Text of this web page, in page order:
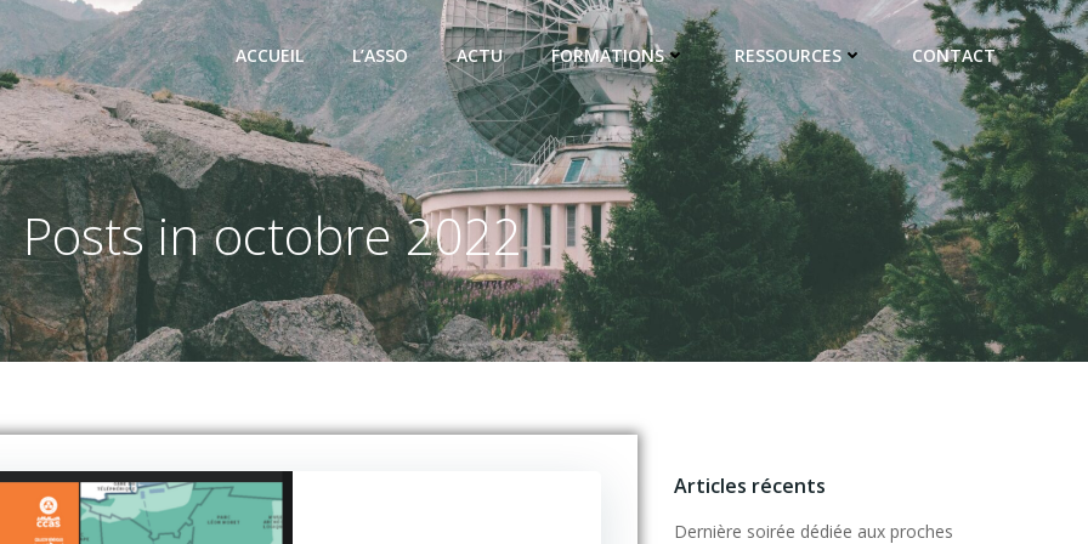
ACCUEIL L’ASSO ACTU FORMATIONS RESSOURCES CONTACT
Posts in octobre 2022
Articles récents
Dernière soirée dédiée aux proches